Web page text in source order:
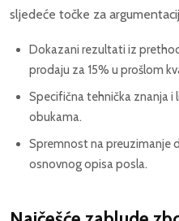
sljedeće točke za
Dokazani rezultati iz
prodaju za 15% u prošlom
Specifična tehnička znanja i
obukama.
Spremnost na preuzimanje
osnovnog opisa posla.